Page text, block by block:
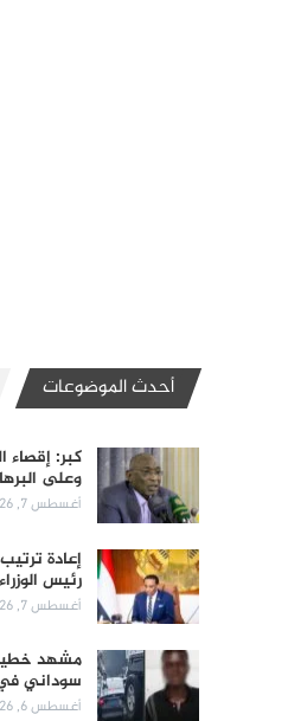
أحدث الموضوعات
كبر: إقصاء
وعلى
أغسطس 7, 2026
إعادة
رئيس
أغسطس 7, 2026
مشهد
سوداني في
أغسطس 6, 2026